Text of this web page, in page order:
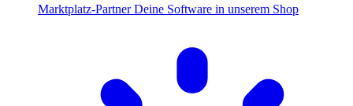
Marktplatz-Partner Deine Software in unserem Shop